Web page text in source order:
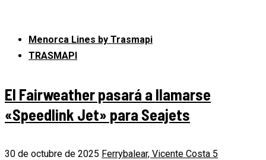
Menorca Lines by Trasmapi
TRASMAPI
El Fairweather pasará a llamarse
«Speedlink Jet» para Seajets
30 de octubre de 2025 Ferrybalear, Vicente Costa 5